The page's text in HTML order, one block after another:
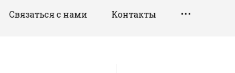
Связаться с нами Контакты